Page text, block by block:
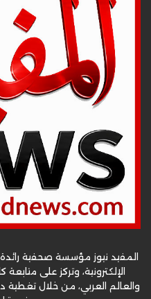
المفيد نيوز مؤسسة صحفية رائدة
الإلكترونية، وتركز على
والعالم العربي، من خلال